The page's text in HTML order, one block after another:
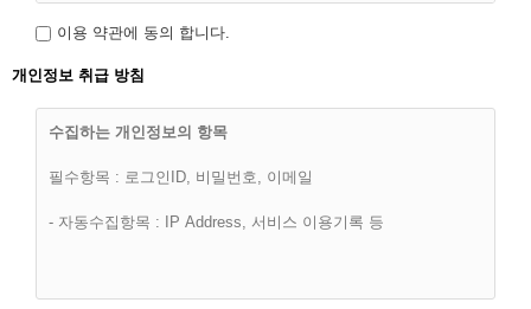
고객(이하 “회원”)간에 회사가 제공하는 서비스의 가입조건 및
으로 규정함을 목적으로 합니다.
이용 약관에 동의 합니다.
개인정보 취급 방침
수집하는 개인정보의 항목
필수항목 : 로그인ID, 비밀번호, 이메일
- 자동수집항목 : IP Address, 서비스 이용기록 등